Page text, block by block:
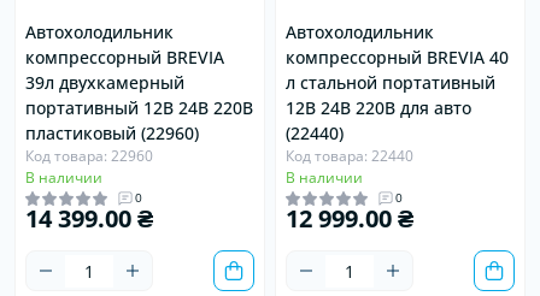
Автохолодильник
компрессорный BREVIA
39л двухкамерный
портативный 12В 24В 220В
пластиковый (22960)
Код товара: 22960
В наличии
0
14 399.00 ₴
Автохолодильник
компрессорный BREVIA 40
л стальной портативный
12В 24В 220В для авто
(22440)
Код товара: 22440
В наличии
0
12 999.00 ₴